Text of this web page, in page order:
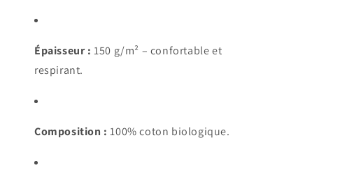
Épaisseur : 150 g/m² – confortable et
respirant.
Composition : 100% coton biologique.